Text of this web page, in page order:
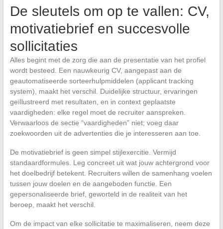
De sleutels om op te vallen: CV,
motivatiebrief en succesvolle
sollicitaties
Alles begint met de zorg die aan de presentatie van het profiel
wordt besteed. Een nauwkeurig CV, aangepast aan de
geautomatiseerde sorteerhulpmiddelen (applicant tracking
system), maakt het verschil. Duidelijke structuur, ervaringen
geïllustreerd met resultaten, en in context geplaatste
vaardigheden: elke regel moet de recruiter aanspreken.
Verwaarloos de sectie “vaardigheden” niet; voeg daar
zoekwoorden uit de advertenties die je interesseren aan toe.
De motivatiebrief is geen simpel stijlexercitie. Vermijd
standaardformules. Leg concreet uit wat jouw achtergrond voor
het doelbedrijf betekent. Recruiters willen de samenhang voelen
tussen jouw doelen en de aangeboden functie. Een
gepersonaliseerde brief, geworteld in de realiteit van het
beroep, maakt het verschil.
Om de impact van elke sollicitatie te maximaliseren, neem deze